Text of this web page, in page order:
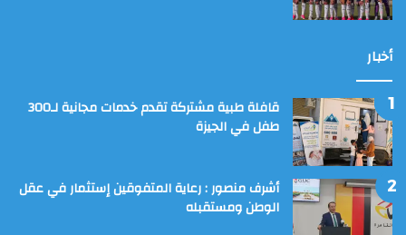
أخبار
قافلة طبية مشتركة تقدم خدمات مجانية لـ300
طفل في الجيزة
أشرف منصور : رعاية المتفوقين إستثمار في عقل
الوطن ومستقبله